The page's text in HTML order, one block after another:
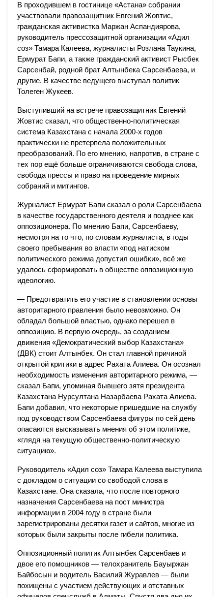
В проходившем в гостинице «Астана» собрании
участвовали правозащитник Евгений Жовтис,
гражданская активистка Маржан Аспандиярова,
руководитель прессозащитной организации «Адил
соз» Тамара Калеева, журналисты Розлана Таукина,
Ермурат Бапи, а также гражданский активист Рысбек
Сарсенбай, родной брат Алтынбека Сарсенбаева, и
другие. В качестве ведущего выступал политик
Толеген Жукеев.
Выступивший на встрече правозащитник Евгений
Жовтис сказал, что общественно-политическая
система Казахстана с начала 2000-х годов
практически не претерпела положительных
преобразований. По его мнению, напротив, в стране с
тех пор ещё больше ограничиваются свобода слова,
свобода прессы и право на проведение мирных
собраний и митингов.
Журналист Ермурат Бапи сказал о роли Сарсенбаева
в качестве государственного деятеля и позднее как
оппозиционера. По мнению Бапи, Сарсенбаеву,
несмотря на то что, по словам журналиста, в годы
своего пребывания во власти «под натиском
политического режима допустил ошибки», всё же
удалось сформировать в обществе оппозиционную
идеологию.
— Предотвратить его участие в становлении основы
авторитарного правления было невозможно. Он
обладал большой властью, однако перешел в
оппозицию. В первую очередь, за созданием
движения «Демократический выбор Казахстана»
(ДВК) стоит Алтынбек. Он стал главной причиной
открытой критики в адрес Рахата Алиева. Он осознал
необходимость изменения авторитарного режима, —
сказал Бапи, упоминая бывшего зятя президента
Казахстана Нурсултана Назарбаева Рахата Алиева.
Бапи добавил, что некоторые пришедшие на службу
под руководством Сарсенбаева фигуры по сей день
опасаются высказывать мнения об этом политике,
«глядя на текущую общественно-политическую
ситуацию».
Руководитель «Адил соз» Тамара Калеева выступила
с докладом о ситуации со свободой слова в
Казахстане. Она сказала, что после повторного
назначения Сарсенбаева на пост министра
информации в 2004 году в стране были
зарегистрированы десятки газет и сайтов, многие из
которых были закрыты после гибели политика.
Оппозиционный политик Алтынбек Сарсенбаев и
двое его помощников — телохранитель Бауыржан
Байбосын и водитель Василий Журавлев — были
похищены с участием действующих и отставных